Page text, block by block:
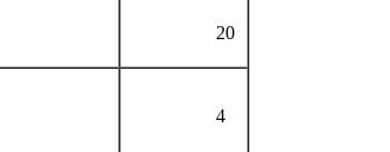
20
4